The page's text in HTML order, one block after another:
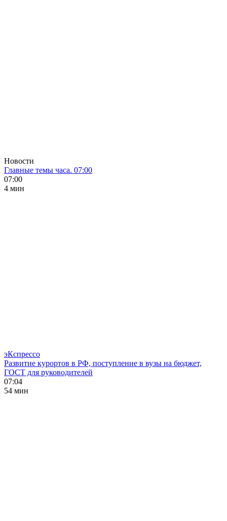
Новости
Главные темы часа. 07:00
07:00
4 мин
эКспрессо
Развитие курортов в РФ, поступление в вузы на бюджет,
ГОСТ для руководителей
07:04
54 мин